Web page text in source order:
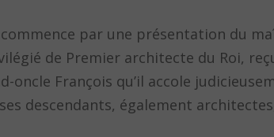
commence par une présentation du
de Premier architecte du Roi,
oncle François qu’il accole
descendants, également